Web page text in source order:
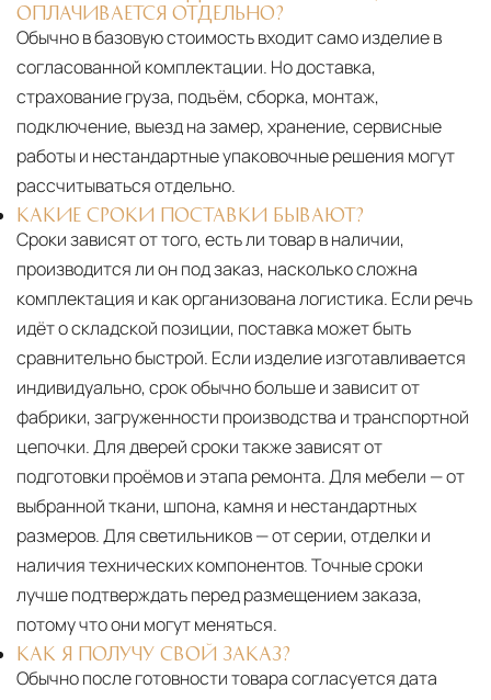
ОПЛАЧИВАЕТСЯ ОТДЕЛЬНО?
Обычно в базовую стоимость входит само изделие в
согласованной комплектации. Но доставка,
страхование груза, подъём, сборка, монтаж,
подключение, выезд на замер, хранение, сервисные
работы и нестандартные упаковочные решения могут
рассчитываться отдельно.
КАКИЕ СРОКИ ПОСТАВКИ БЫВАЮТ?
Сроки зависят от того, есть ли товар в наличии,
производится ли он под заказ, насколько сложна
комплектация и как организована логистика. Если речь
идёт о складской позиции, поставка может быть
сравнительно быстрой. Если изделие изготавливается
индивидуально, срок обычно больше и зависит от
фабрики, загруженности производства и транспортной
цепочки. Для дверей сроки также зависят от
подготовки проёмов и этапа ремонта. Для мебели — от
выбранной ткани, шпона, камня и нестандартных
размеров. Для светильников — от серии, отделки и
наличия технических компонентов. Точные сроки
лучше подтверждать перед размещением заказа,
потому что они могут меняться.
КАК Я ПОЛУЧУ СВОЙ ЗАКАЗ?
Обычно после готовности товара согласуется дата